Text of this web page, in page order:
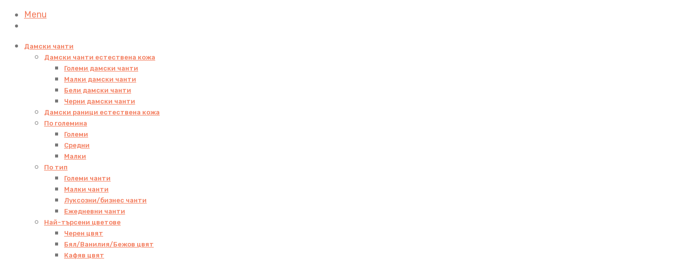
Menu
Дамски чанти
Дамски чанти естествена кожа
Големи дамски чанти
Малки дамски чанти
Бели дамски чанти
Черни дамски чанти
Дамски раници естествена кожа
По големина
Големи
Средни
Малки
По тип
Големи чанти
Малки чанти
Луксозни/бизнес чанти
Ежедневни чанти
Най-търсени цветове
Черен цвят
Бял/Ванилия/Бежов цвят
Кафяв цвят